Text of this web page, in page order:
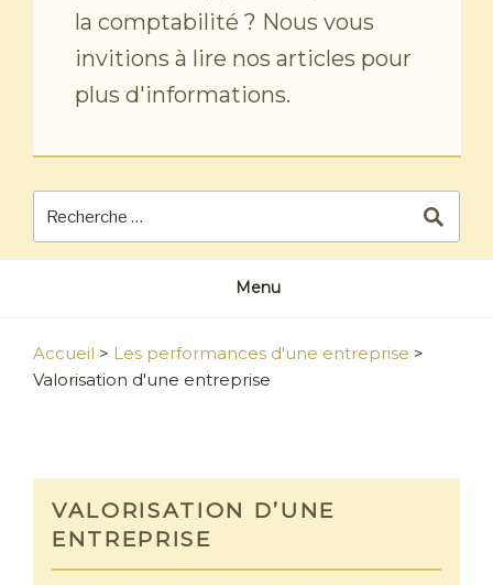
la comptabilité ? Nous vous
invitions à lire nos articles pour
plus d'informations.
Menu
Accueil > Les performances d'une entreprise >
Valorisation d'une entreprise
VALORISATION D’UNE
ENTREPRISE